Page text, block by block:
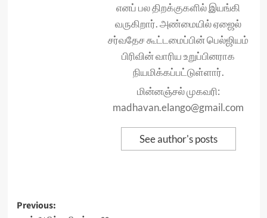
எனப் பல திறக்குகளில் இயங்கி
வருகிறார். அண்மையில் ஏஜைல்
சர்வதேச கூட்டமைப்பின் பெல்ஜியம்
பிரிவின் வாரிய உறுப்பினராக
நியமிக்கப்பட்டுள்ளார்.
மின்னஞ்சல் முகவரி:
madhavan.elango@gmail.com
See author's posts
Post
Previous: